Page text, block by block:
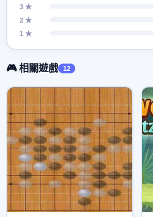
3 ★
2 ★
1 ★
🎮 相關遊戲 12